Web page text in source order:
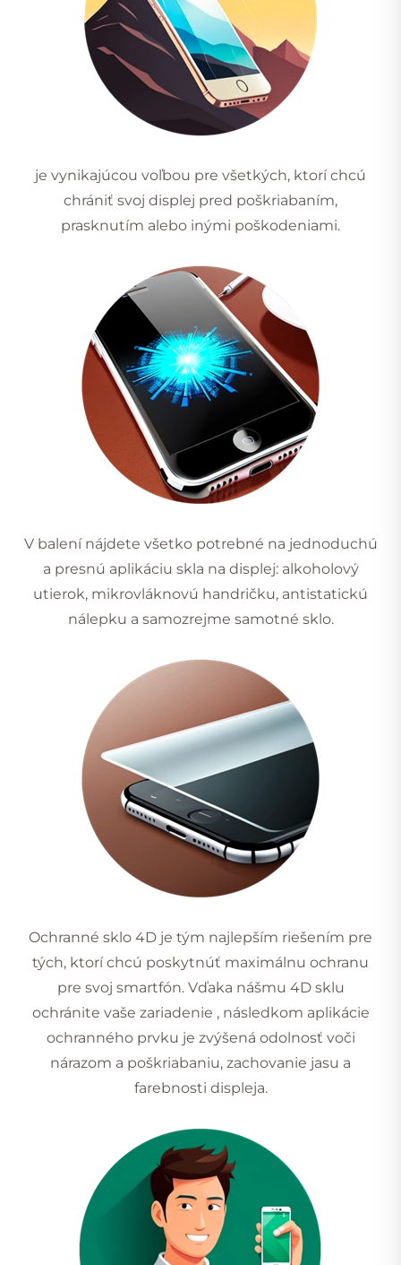
je vynikajúcou voľbou pre všetkých, ktorí chcú
chrániť svoj displej pred poškriabaním,
prasknutím alebo inými poškodeniami.
V balení nájdete všetko potrebné na jednoduchú
a presnú aplikáciu skla na displej: alkoholový
utierok, mikrovláknovú handričku, antistatickú
nálepku a samozrejme samotné sklo.
Ochranné sklo 4D je tým najlepším riešením pre
tých, ktorí chcú poskytnúť maximálnu ochranu
pre svoj smartfón. Vďaka nášmu 4D sklu
ochránite vaše zariadenie , následkom aplikácie
ochranného prvku je zvýšená odolnosť voči
nárazom a poškriabaniu, zachovanie jasu a
farebnosti displeja.